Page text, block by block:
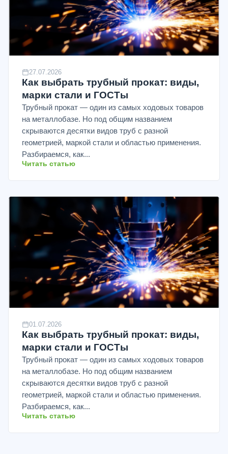
27.07.2026
Как выбрать трубный прокат: виды,
марки стали и ГОСТы
Трубный прокат — один из самых ходовых товаров
на металлобазе. Но под общим названием
скрываются десятки видов труб с разной
геометрией, маркой стали и областью применения.
Разбираемся, как...
Читать статью
01.07.2026
Как выбрать трубный прокат: виды,
марки стали и ГОСТы
Трубный прокат — один из самых ходовых товаров
на металлобазе. Но под общим названием
скрываются десятки видов труб с разной
геометрией, маркой стали и областью применения.
Разбираемся, как...
Читать статью